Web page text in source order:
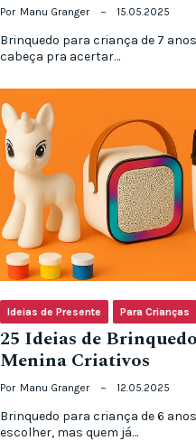
Por Manu Granger 15.05.2025
Brinquedo para criança de 7
cabeça pra acertar…
Ideias de Presente Para Crianças
25 Ideias de
Menina Criativos
Por Manu Granger 12.05.2025
Brinquedo para criança de 6
escolher, mas quem já…